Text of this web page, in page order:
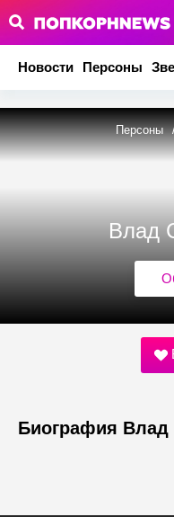
Новости Персоны
Персоны
Влад
Биография Влад